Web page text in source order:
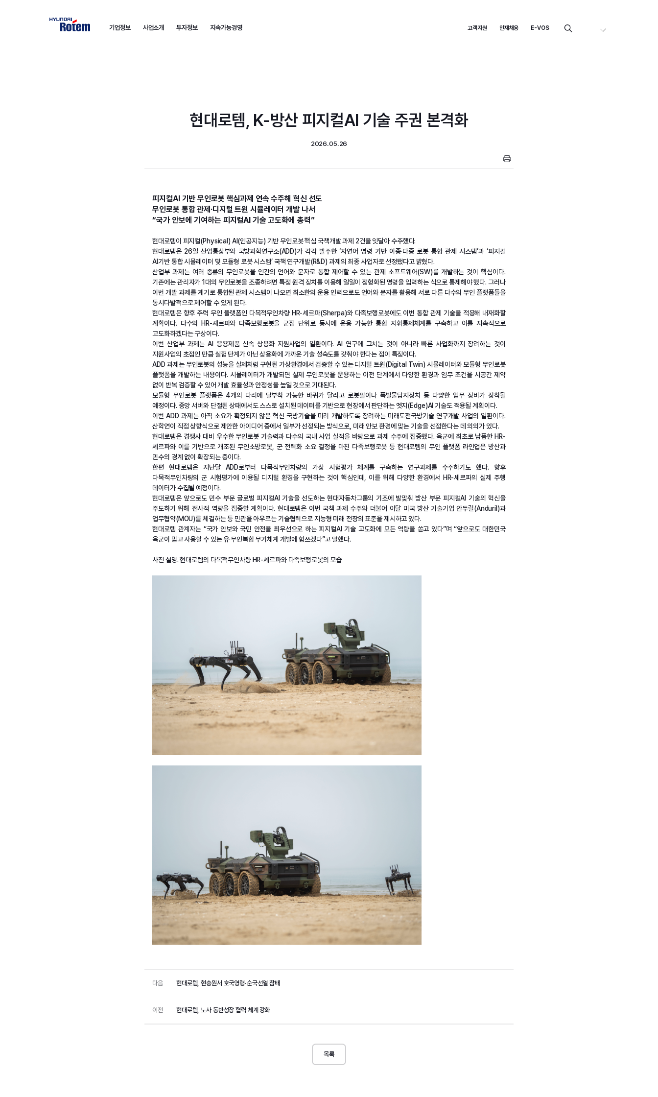
기업정보 사업소개 투자정보 지속가능경영 고객지원 인재채용 E-VOS
현대로템, K-방산 피지컬AI 기술 주권 본격화
2026.05.26
피지컬AI 기반 무인로봇 핵심과제 연속 수주해 혁신 선도
무인로봇 통합 관제·디지털 트윈 시뮬레이터 개발 나서
“국가 안보에 기여하는 피지컬AI 기술 고도화에 총력”
현대로템이 피지컬(Physical) AI(인공지능) 기반 무인로봇 핵심 국책개발 과제 2건을 잇달아 수주했다.
현대로템은 26일 산업통상부와 국방과학연구소(ADD)가 각각 발주한 ‘자연어 명령 기반 이종·다중 로봇 통합 관제 시스템’과 ‘피지컬
AI기반 통합 시뮬레이터 및 모듈형 로봇 시스템’ 국책 연구개발(R&D) 과제의 최종 사업자로 선정됐다고 밝혔다.
산업부 과제는 여러 종류의 무인로봇을 인간의 언어와 문자로 통합 제어할 수 있는 관제 소프트웨어(SW)를 개발하는 것이 핵심이다.
기존에는 관리자가 1대의 무인로봇을 조종하려면 특정 원격 장치를 이용해 일일이 정형화된 명령을 입력하는 식으로 통제해야 했다. 그러나
이번 개발 과제를 계기로 통합된 관제 시스템이 나오면 최소한의 운용 인력으로도 언어와 문자를 활용해 서로 다른 다수의 무인 플랫폼들을
동시다발적으로 제어할 수 있게 된다.
현대로템은 향후 주력 무인 플랫폼인 다목적무인차량 HR-셰르파(Sherpa)와 다족보행로봇에도 이번 통합 관제 기술을 적용해 내재화할
계획이다. 다수의 HR-셰르파와 다족보행로봇을 군집 단위로 동시에 운용 가능한 통합 지휘통제체계를 구축하고 이를 지속적으로
고도화하겠다는 구상이다.
이번 산업부 과제는 AI 응용제품 신속 상용화 지원사업의 일환이다. AI 연구에 그치는 것이 아니라 빠른 사업화까지 장려하는 것이
지원사업의 초점인 만큼 실험 단계가 아닌 상용화에 가까운 기술 성숙도를 갖춰야 한다는 점이 특징이다.
ADD 과제는 무인로봇의 성능을 실제처럼 구현된 가상환경에서 검증할 수 있는 디지털 트윈(Digital Twin) 시뮬레이터와 모듈형 무인로봇
플랫폼을 개발하는 내용이다. 시뮬레이터가 개발되면 실제 무인로봇을 운용하는 이전 단계에서 다양한 환경과 임무 조건을 시공간 제약
없이 반복 검증할 수 있어 개발 효율성과 안정성을 높일 것으로 기대된다.
모듈형 무인로봇 플랫폼은 4개의 다리에 탈부착 가능한 바퀴가 달리고 로봇팔이나 폭발물탐지장치 등 다양한 임무 장비가 장착될
예정이다. 중앙 서버와 단절된 상태에서도 스스로 설치된 데이터를 기반으로 현장에서 판단하는 엣지(Edge)AI 기술도 적용될 계획이다.
이번 ADD 과제는 아직 소요가 확정되지 않은 혁신 국방기술을 미리 개발하도록 장려하는 미래도전국방기술 연구개발 사업의 일환이다.
산학연이 직접 상향식으로 제안한 아이디어 중에서 일부가 선정되는 방식으로, 미래 안보 환경에 맞는 기술을 선점한다는 데 의의가 있다.
현대로템은 경쟁사 대비 우수한 무인로봇 기술력과 다수의 국내 사업 실적을 바탕으로 과제 수주에 집중했다. 육군에 최초로 납품한 HR-
셰르파와 이를 기반으로 개조된 무인소방로봇, 군 전력화 소요 결정을 마친 다족보행로봇 등 현대로템의 무인 플랫폼 라인업은 방산과
민수의 경계 없이 확장되는 중이다.
한편 현대로템은 지난달 ADD로부터 다목적무인차량의 가상 시험평가 체계를 구축하는 연구과제를 수주하기도 했다. 향후
다목적무인차량의 군 시험평가에 이용될 디지털 환경을 구현하는 것이 핵심인데, 이를 위해 다양한 환경에서 HR-셰르파의 실제 주행
데이터가 수집될 예정이다.
현대로템은 앞으로도 민수 부문 글로벌 피지컬AI 기술을 선도하는 현대자동차그룹의 기조에 발맞춰 방산 부문 피지컬AI 기술의 혁신을
주도하기 위해 전사적 역량을 집중할 계획이다. 현대로템은 이번 국책 과제 수주와 더불어 이달 미국 방산 기술기업 안두릴(Anduril)과
업무협약(MOU)를 체결하는 등 민관을 아우르는 기술협력으로 지능형 미래 전장의 표준을 제시하고 있다.
현대로템 관계자는 “국가 안보와 국민 안전을 최우선으로 하는 피지컬AI 기술 고도화에 모든 역량을 쏟고 있다”며 “앞으로도 대한민국
육군이 믿고 사용할 수 있는 유·무인복합 무기체계 개발에 힘쓰겠다”고 말했다.
사진 설명. 현대로템의 다목적무인차량 HR-셰르파와 다족보행로봇의 모습
다음 현대로템, 현충원서 호국영령·순국선열 참배
이전 현대로템, 노사 동반성장 협력 체계 강화
목록